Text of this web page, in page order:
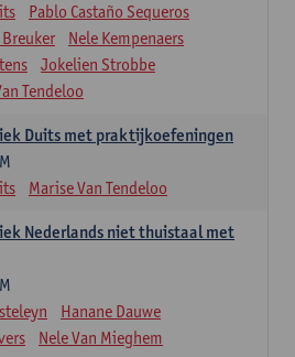
Pablo Castaño Sequeros
Breuker
Nele Kempenaers
Jokelien Strobbe
Tendeloo
Duits met praktijkoefeningen
Marise Van Tendeloo
Nederlands niet thuistaal met
Hanane Dauwe
Nele Van Mieghem